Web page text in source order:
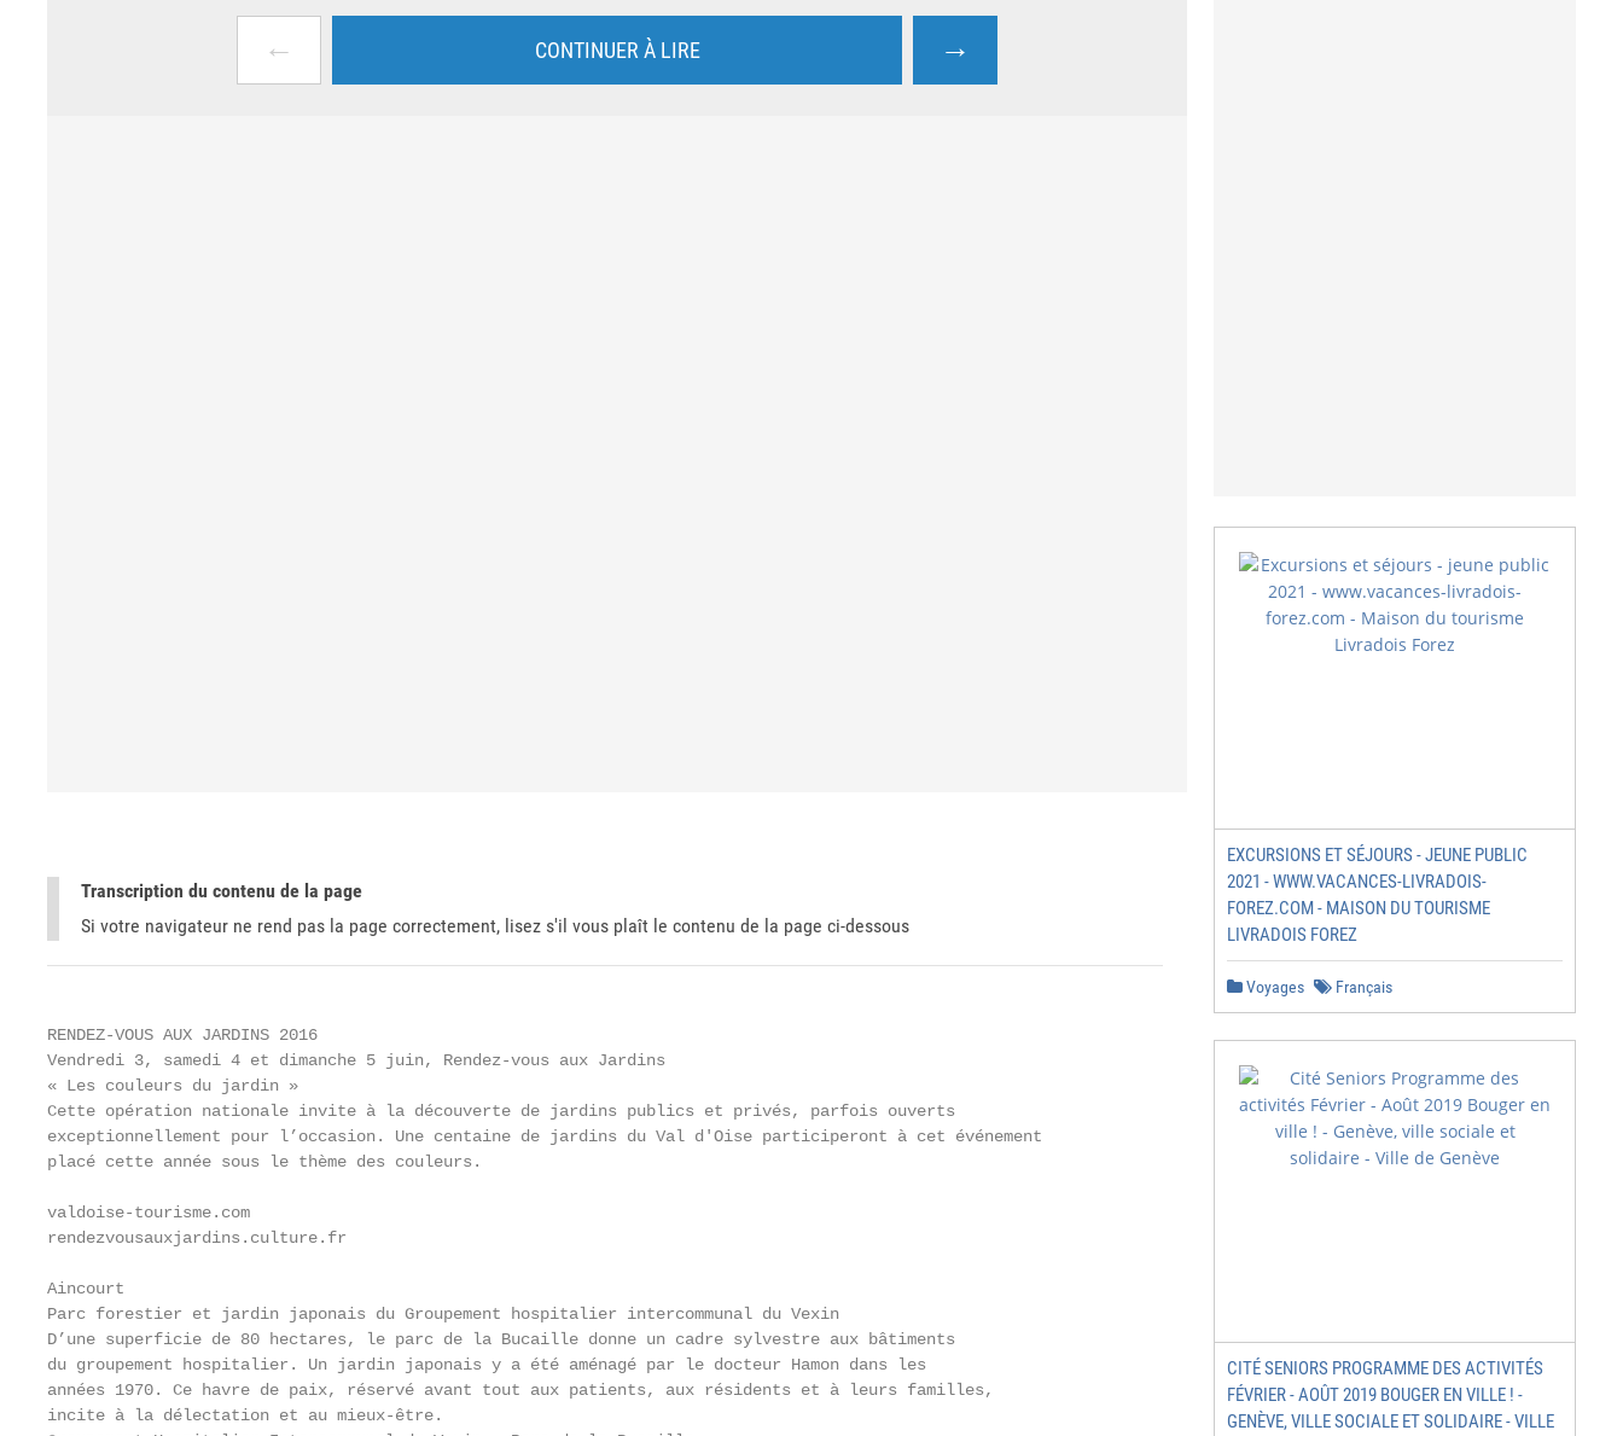
← CONTINUER À LIRE →
Transcription du contenu de la page
Si votre navigateur ne rend pas la page correctement, lisez s'il vous plaît le contenu de la page ci-dessous
RENDEZ-VOUS AUX JARDINS 2016
Vendredi 3, samedi 4 et dimanche 5 juin, Rendez-vous aux Jardins
« Les couleurs du jardin »
Cette opération nationale invite à la découverte de jardins publics et privés, parfois ouverts
exceptionnellement pour l’occasion. Une centaine de jardins du Val d'Oise participeront à cet événement
placé cette année sous le thème des couleurs.
valdoise-tourisme.com
rendezvousauxjardins.culture.fr
Aincourt
Parc forestier et jardin japonais du Groupement hospitalier intercommunal du Vexin
D’une superficie de 80 hectares, le parc de la Bucaille donne un cadre sylvestre aux bâtiments
du groupement hospitalier. Un jardin japonais y a été aménagé par le docteur Hamon dans les
années 1970. Ce havre de paix, réservé avant tout aux patients, aux résidents et à leurs familles,
incite à la délectation et au mieux-être.
EXCURSIONS ET SÉJOURS - JEUNE PUBLIC
2021 - WWW.VACANCES-LIVRADOIS-
FOREZ.COM - MAISON DU TOURISME
LIVRADOIS FOREZ
Voyages Français
CITÉ SENIORS PROGRAMME DES ACTIVITÉS
FÉVRIER - AOÛT 2019 BOUGER EN VILLE ! -
GENÈVE, VILLE SOCIALE ET SOLIDAIRE - VILLE